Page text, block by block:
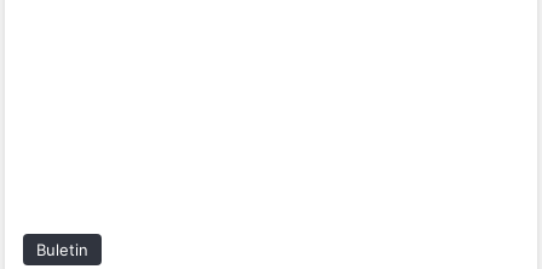
Buletin